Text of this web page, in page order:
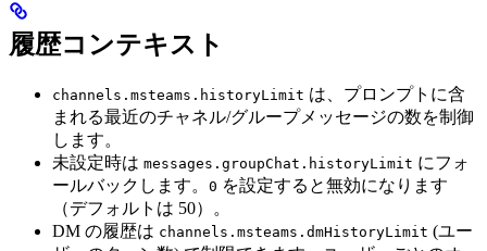
履歴コンテキスト
channels.msteams.historyLimit は、プロンプトに含
まれる最近のチャネル/グループメッセージの数を制御
します。
未設定時は messages.groupChat.historyLimit にフォ
ールバックします。 0 を設定すると無効になります
（デフォルトは 50）。
DM の履歴は channels.msteams.dmHistoryLimit (ユー